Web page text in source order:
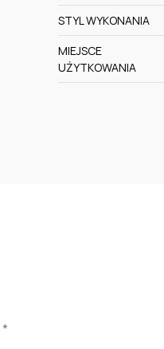
STYL WYKONANIA
MIEJSCE
UŻYTKOWANIA
*